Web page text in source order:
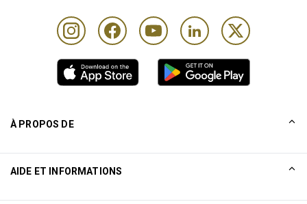
À PROPOS DE
AIDE ET INFORMATIONS